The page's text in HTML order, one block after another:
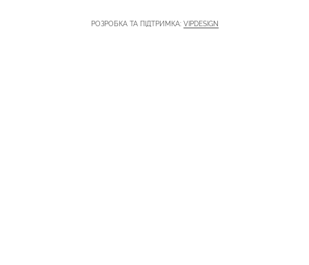
РОЗРОБКА ТА ПІДТРИМКА: VIPDESIGN